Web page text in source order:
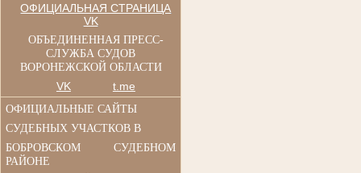
ОФИЦИАЛЬНАЯ СТРАНИЦА
VK
ОБЪЕДИНЕННАЯ ПРЕСС-
СЛУЖБА СУДОВ
ВОРОНЕЖСКОЙ ОБЛАСТИ
VK t.me
ОФИЦИАЛЬНЫЕ САЙТЫ
СУДЕБНЫХ УЧАСТКОВ В
БОБРОВСКОМ СУДЕБНОМ
РАЙОНЕ